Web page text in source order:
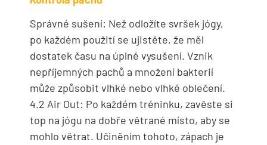
Správné sušení: Než odložíte svršek jógy,
po každém použití se ujistěte, že měl
dostatek času na úplné vysušení. Vznik
nepříjemných pachů a množení bakterií
může způsobit vlhké nebo vlhké oblečení.
4.2 Air Out: Po každém tréninku, zavěste si
top na jógu na dobře větrané místo, aby se
mohlo větrat. Učiněním tohoto, zápach je